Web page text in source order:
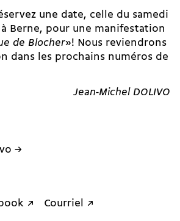
une date, celle du samedi
à Berne, pour une manifestation
de Blocher»! Nous reviendrons
dans les prochains numéros de
Jean-Michel DOLIVO
→
↗ Courriel ↗